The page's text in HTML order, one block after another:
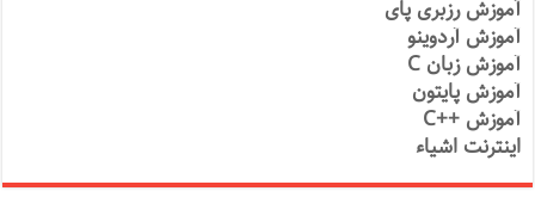
آموزش رزبری پای
آموزش آردوینو
آموزش زبان C
آموزش پایتون
آموزش ++C
اینترنت اشیاء